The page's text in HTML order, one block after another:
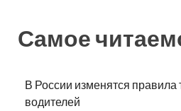
Самое
В России изменятся правила
водителей